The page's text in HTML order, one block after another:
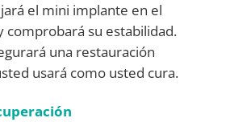
el mini implante en el
comprobará su estabilidad.
una restauración
usará como usted cura.